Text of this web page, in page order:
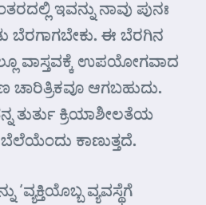
ಇವನ್ನು ನಾವು ಪುನಃ
ಬೆರಗಾಗಬೇಕು. ಈ ಬೆರಗಿನ
ವಾಸ್ತವಕ್ಕೆ ಉಪಯೋಗವಾದ
ಚಾರಿತ್ರಿಕವೂ ಆಗಬಹುದು.
ತುರ್ತು ಕ್ರಿಯಾಶೀಲತೆಯ
ಕಾಣುತ್ತದೆ.
ವ್ಯವಸ್ಥೆಗೆ